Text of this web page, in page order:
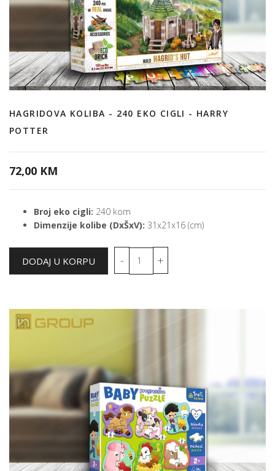
HAGRIDOVA KOLIBA - 240 EKO CIGLI - HARRY
POTTER
72,00 KM
Broj eko cigli: 240 kom
Dimenzije kolibe (DxŠxV): 31x21x16 (cm)